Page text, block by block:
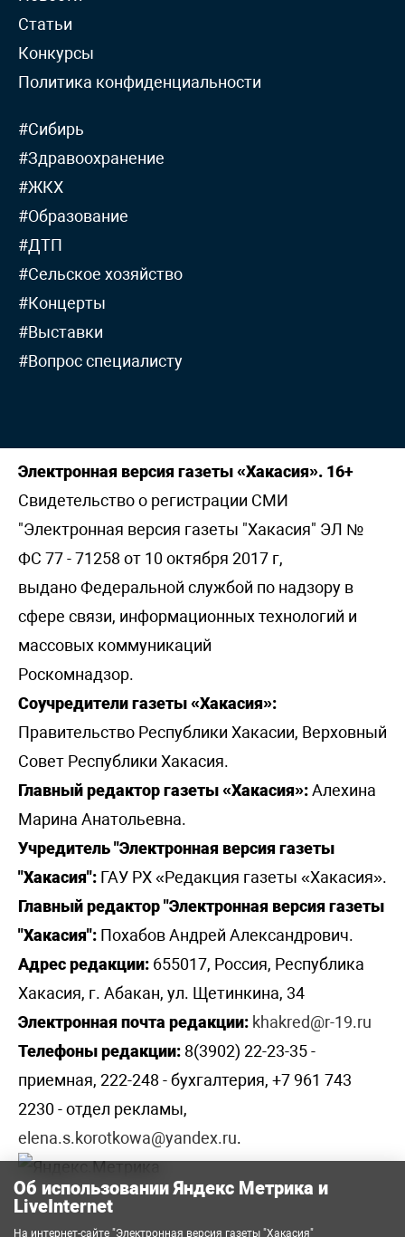
Статьи
Конкурсы
Политика конфиденциальности
#Сибирь
#Здравоохранение
#ЖКХ
#Образование
#ДТП
#Сельское хозяйство
#Концерты
#Выставки
#Вопрос специалисту
Электронная версия газеты «Хакасия». 16+
Свидетельство о регистрации СМИ
"Электронная версия газеты "Хакасия" ЭЛ №
ФС 77 - 71258 от 10 октября 2017 г,
выдано Федеральной службой по надзору в
сфере связи, информационных технологий и
массовых коммуникаций
Роскомнадзор.
Соучредители газеты «Хакасия»:
Правительство Республики Хакасии, Верховный
Совет Республики Хакасия.
Главный редактор газеты «Хакасия»:Алехина
Марина Анатольевна.
Учредитель "Электронная версия газеты
"Хакасия": ГАУ РХ «Редакция газеты «Хакасия».
Главный редактор "Электронная версия газеты
"Хакасия": Похабов Андрей Александрович.
Адрес редакции: 655017, Россия, Республика
Хакасия, г. Абакан, ул. Щетинкина, 34
Электронная почта редакции: khakred@r-19.ru
Телефоны редакции: 8(3902) 22-23-35 -
приемная, 222-248 - бухгалтерия, +7 961 743
2230 - отдел рекламы,
elena.s.korotkowa@yandex.ru.
Об использовании Яндекс Метрика и
LiveInternet
На интернет-сайте "Электронная версия газеты "Хакасия"